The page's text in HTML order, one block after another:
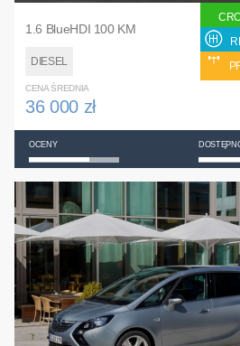
1.6 BlueHDI 100 KM
DIESEL
CENA ŚREDNIA
36 000 zł
OCENY